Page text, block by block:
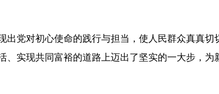
党对初心使命的践行与担当，使人民群众真真
实现共同富裕的道路上迈出了坚实的一大步，为